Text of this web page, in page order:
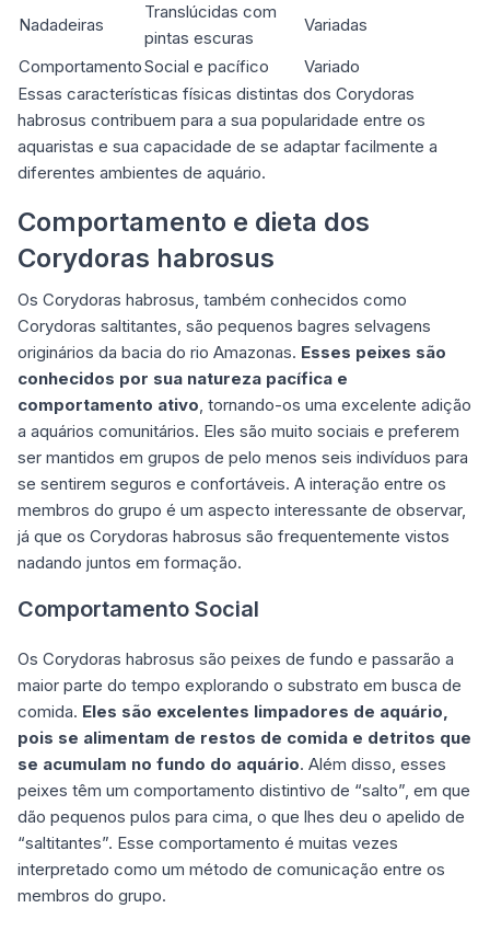
Nadadeiras
Translúcidas com
pintas escuras
Variadas
ComportamentoSocial e pacífico
Variado
Essas características físicas distintas dos Corydoras
habrosus contribuem para a sua popularidade entre os
aquaristas e sua capacidade de se adaptar facilmente a
diferentes ambientes de aquário.
Comportamento e dieta dos
Corydoras habrosus
Os Corydoras habrosus, também conhecidos como
Corydoras saltitantes, são pequenos bagres selvagens
originários da bacia do rio Amazonas. Esses peixes são
conhecidos por sua natureza pacífica e
comportamento ativo, tornando-os uma excelente adição
a aquários comunitários. Eles são muito sociais e preferem
ser mantidos em grupos de pelo menos seis indivíduos para
se sentirem seguros e confortáveis. A interação entre os
membros do grupo é um aspecto interessante de observar,
já que os Corydoras habrosus são frequentemente vistos
nadando juntos em formação.
Comportamento Social
Os Corydoras habrosus são peixes de fundo e passarão a
maior parte do tempo explorando o substrato em busca de
comida. Eles são excelentes limpadores de aquário,
pois se alimentam de restos de comida e detritos que
se acumulam no fundo do aquário. Além disso, esses
peixes têm um comportamento distintivo de “salto”, em que
dão pequenos pulos para cima, o que lhes deu o apelido de
“saltitantes”. Esse comportamento é muitas vezes
interpretado como um método de comunicação entre os
membros do grupo.